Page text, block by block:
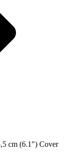
cm (6.1") Cover